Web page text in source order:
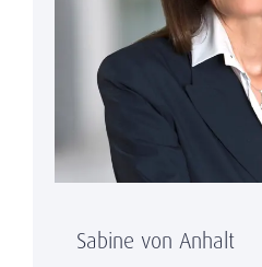
Sabine von Anhalt